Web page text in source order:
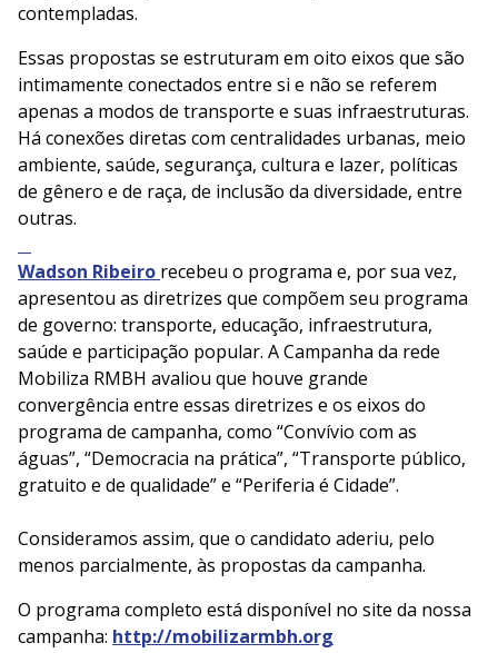
contempladas.
Essas propostas se estruturam em oito eixos que são
intimamente conectados entre si e não se referem
apenas a modos de transporte e suas infraestruturas.
Há conexões diretas com centralidades urbanas, meio
ambiente, saúde, segurança, cultura e lazer, políticas
de gênero e de raça, de inclusão da diversidade, entre
outras.⠀⠀
Wadson Ribeiro recebeu o programa e, por sua vez,
apresentou as diretrizes que compõem seu programa
de governo: transporte, educação, infraestrutura,
saúde e participação popular. A Campanha da rede
Mobiliza RMBH avaliou que houve grande
convergência entre essas diretrizes e os eixos do
programa de campanha, como “Convívio com as
águas”, “Democracia na prática”, “Transporte público,
gratuito e de qualidade” e “Periferia é Cidade”.⠀
Consideramos assim, que o candidato aderiu, pelo
menos parcialmente, às propostas da campanha.⠀
O programa completo está disponível no site da nossa
campanha: http://mobilizarmbh.org